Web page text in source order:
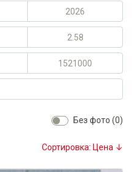
Без фото (0)
Сортировка: Цена ↓